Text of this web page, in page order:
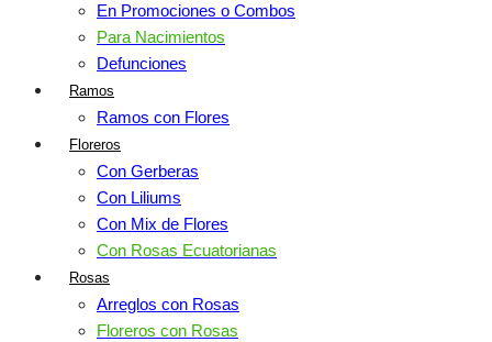
En Promociones o Combos
Para Nacimientos
Defunciones
Ramos
Ramos con Flores
Floreros
Con Gerberas
Con Liliums
Con Mix de Flores
Con Rosas Ecuatorianas
Rosas
Arreglos con Rosas
Floreros con Rosas